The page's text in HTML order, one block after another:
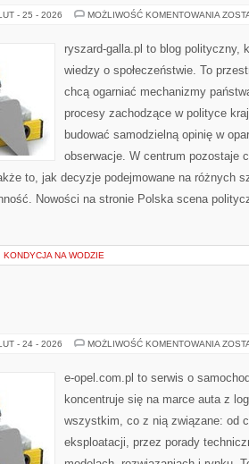
- 25 - 2026 MOŻLIWOŚĆ KOMENTOWANIA
ryszard-galla.pl to blog polityczny,
wiedzy o społeczeństwie. To
chcą ogarniać mechanizmy
procesy zachodzące w polityce
budować samodzielną opinię w
obserwacje. W centrum pozostaje
to, jak decyzje podejmowane na różnych
Nowości na stronie Polska scena
KONDYCJA NA WODZIE
- 24 - 2026 MOŻLIWOŚĆ KOMENTOWANIA OPEL
e-opel.com.pl to serwis o
koncentruje się na marce auta z
wszystkim, co z nią związane: od
eksploatacji, przez porady